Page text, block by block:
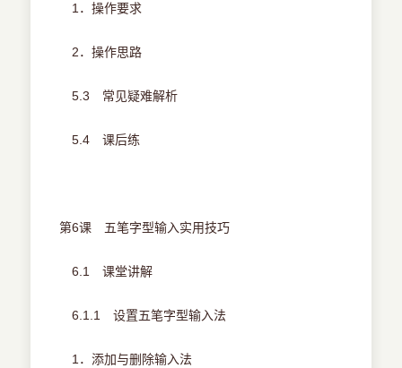
1．操作要求
2．操作思路
5.3 常见疑难解析
5.4 课后练
第6课 五笔字型输入实用技巧
6.1 课堂讲解
6.1.1 设置五笔字型输入法
1．添加与删除输入法